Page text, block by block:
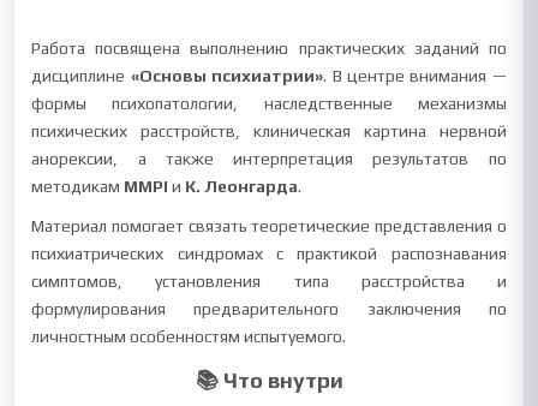
Работа посвящена выполнению практических заданий по
дисциплине «Основы психиатрии». В центре внимания —
формы психопатологии, наследственные механизмы
психических расстройств, клиническая картина нервной
анорексии, а также интерпретация результатов по
методикам MMPI и К. Леонгарда.
Материал помогает связать теоретические представления о
психиатрических синдромах с практикой распознавания
симптомов, установления типа расстройства и
формулирования предварительного заключения по
личностным особенностям испытуемого.
📚 Что внутри